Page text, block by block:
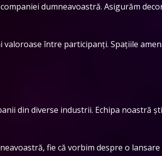
dumneavoastră. Asigurăm
între participanți. Spațiile
din diverse industrii. Echipa noastră
fie că vorbim despre o